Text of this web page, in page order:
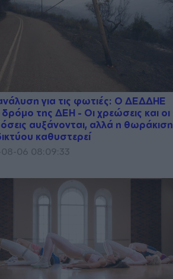
για τις φωτιές: Ο ΔΕΔΔΗΕ
της ΔΕΗ - Οι χρεώσεις και οι
αυξάνονται, αλλά η θωράκιση
καθυστερεί
06 08:09:33